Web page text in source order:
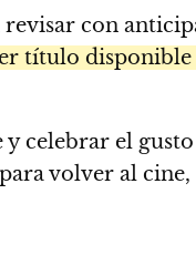
con
título
y celebrar el
volver al